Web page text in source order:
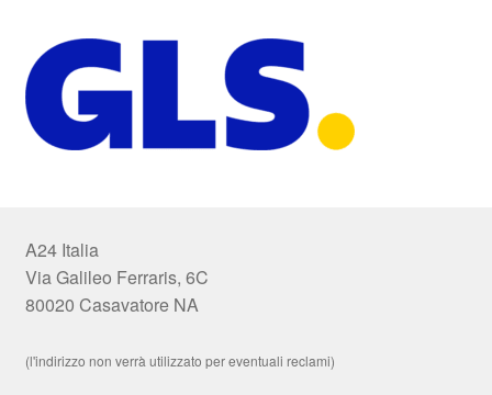
A24 Italia
Via Galileo Ferraris, 6C
80020 Casavatore NA
(l'indirizzo non verrà utilizzato per eventuali reclami)